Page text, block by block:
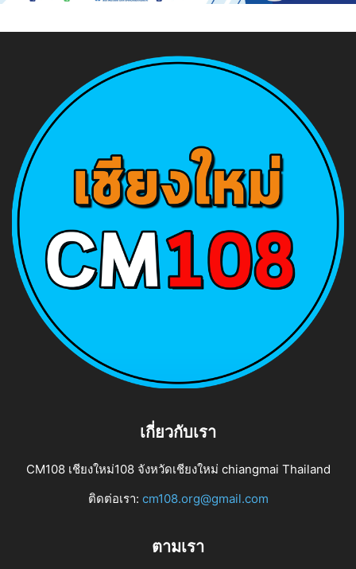
เกี่ยวกับเรา
CM108 เชียงใหม่108 จังหวัดเชียงใหม่ chiangmai Thailand
ติดต่อเรา: cm108.org@gmail.com
ตามเรา